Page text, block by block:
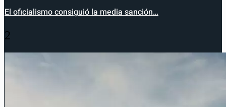
El oficialismo consiguió la media sanción…
2